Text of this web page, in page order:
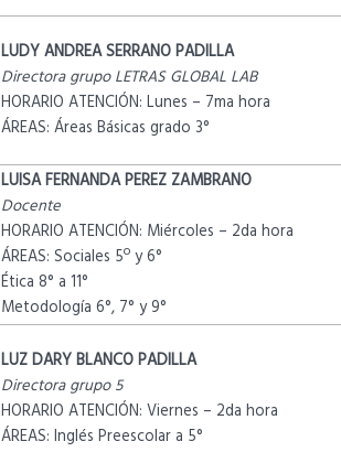
LUDY ANDREA SERRANO PADILLA
Directora grupo LETRAS GLOBAL LAB
HORARIO ATENCIÓN: Lunes – 7ma hora
ÁREAS: Áreas Básicas grado 3°
LUISA FERNANDA PEREZ ZAMBRANO
Docente
HORARIO ATENCIÓN: Miércoles – 2da hora
ÁREAS: Sociales 5º y 6°
Ética 8° a 11°
Metodología 6°, 7° y 9°
LUZ DARY BLANCO PADILLA
Directora grupo 5
HORARIO ATENCIÓN: Viernes – 2da hora
ÁREAS: Inglés Preescolar a 5°